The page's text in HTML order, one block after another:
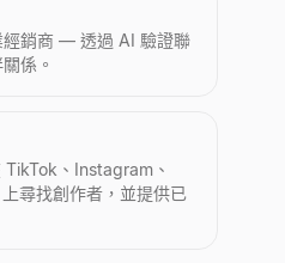
經銷商 — 透過 AI 驗證聯
係。
、Instagram、
尋找創作者，並提供已